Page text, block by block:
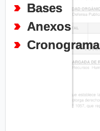
Bases
Anexos
Cronograma